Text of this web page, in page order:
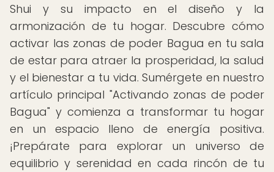
Shui y su impacto en el diseño y la
armonización de tu hogar. Descubre cómo
activar las zonas de poder Bagua en tu sala
de estar para atraer la prosperidad, la salud
y el bienestar a tu vida. Sumérgete en nuestro
artículo principal "Activando zonas de poder
Bagua" y comienza a transformar tu hogar
en un espacio lleno de energía positiva.
¡Prepárate para explorar un universo de
equilibrio y serenidad en cada rincón de tu